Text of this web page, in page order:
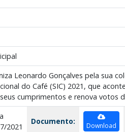
Leonardo Gonçalves pela sua
do Café (SIC) 2021, que
cumprimentos e renova votos
2021
Documento: Download